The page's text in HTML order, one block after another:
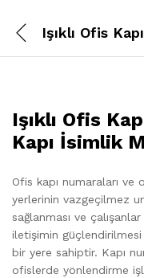
Işıklı Ofis
Kapı İsimlik
Ofis kapı numaraları
yerlerinin vazgeçilmez
sağlanması ve
iletişimin güçlendirilmesi
bir yere sahiptir. Kapı
ofislerde yönlendirme